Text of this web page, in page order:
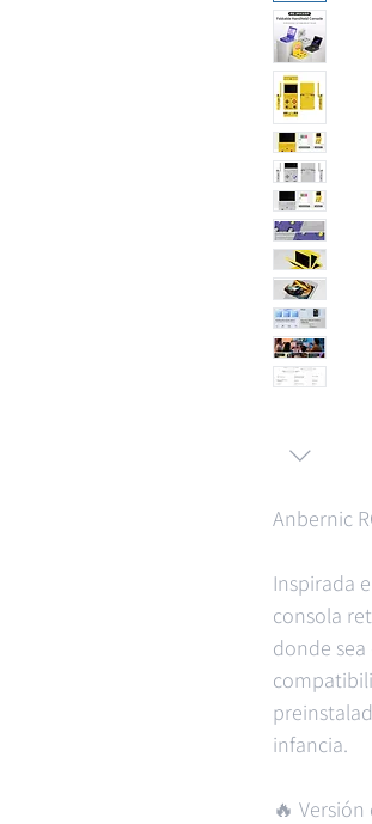
Anbernic
Inspirada
consola
donde
infancia.
🔥